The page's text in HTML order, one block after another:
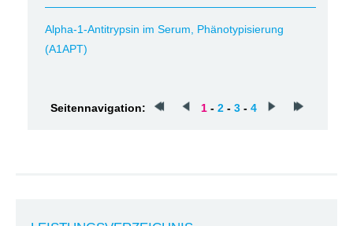
Alpha-1-Antitrypsin im Serum, Phänotypisierung
(A1APT)
Seitennavigation: 1 - 2 - 3 - 4